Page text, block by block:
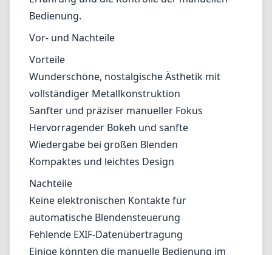
Handhabung und Kompatibilität
Das Objektiv ist vollständig mit dem Nikon Z-System kompatibel,
Kamerawelt zu schätzen wissen. Es fehlen elektronische Kontakte,
was bedeutet, dass keine automatische Blendensteuerung oder
EXIF-Datenübertragung vorhanden ist. Dies könnte einige Benutzer
stören, doch viele Enthusiasten genießen die haptische Erfahrung
und die Kontrolle der manuellen Bedienung.
Vor- und Nachteile
Wunderschöne, nostalgische Ästhetik mit vollständiger
Metallkonstruktion
Sanfter und präziser manueller Fokus
Hervorragender Bokeh und sanfte Wiedergabe bei großen
Blenden
Kompaktes und leichtes Design